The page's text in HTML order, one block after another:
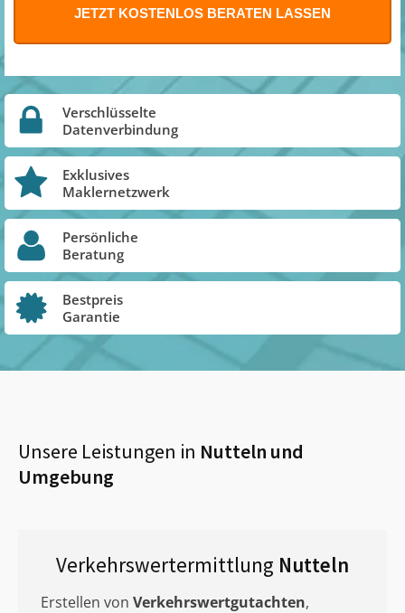
Verschlüsselte
Datenverbindung
Exklusives
Maklernetzwerk
Persönliche
Beratung
Bestpreis
Garantie
Unsere Leistungen in Nutteln und
Umgebung
Verkehrswertermittlung Nutteln
Erstellen von Verkehrswertgutachten,